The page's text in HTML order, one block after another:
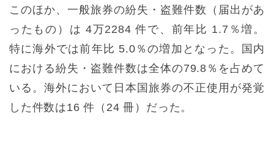
このほか、一般旅券の紛失・盗難件数（届出があ
ったもの）は 4万2284 件で、前年比 1.7％増。
特に海外では前年比 5.0％の増加となった。国内
における紛失・盗難件数は全体の79.8％を占めて
いる。海外において日本国旅券の不正使用が発覚
した件数は16 件（24 冊）だった。